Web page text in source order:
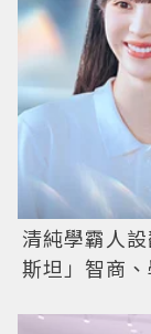
清純學霸人
斯坦」智商